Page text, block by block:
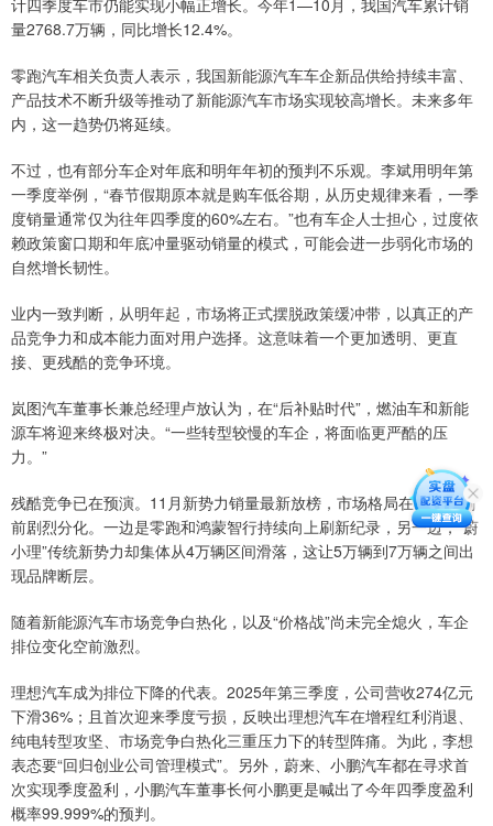
计四季度车市仍能实现小幅正增长。今年1—10月，我国汽车累计销
量2768.7万辆，同比增长12.4%。
零跑汽车相关负责人表示，我国新能源汽车车企新品供给持续丰富、
产品技术不断升级等推动了新能源汽车市场实现较高增长。未来多年
内，这一趋势仍将延续。
不过，也有部分车企对年底和明年年初的预判不乐观。李斌用明年第
一季度举例，“春节假期原本就是购车低谷期，从历史规律来看，一季
度销量通常仅为往年四季度的60%左右。”也有车企人士担心，过度依
赖政策窗口期和年底冲量驱动销量的模式，可能会进一步弱化市场的
自然增长韧性。
业内一致判断，从明年起，市场将正式摆脱政策缓冲带，以真正的产
品竞争力和成本能力面对用户选择。这意味着一个更加透明、更直
接、更残酷的竞争环境。
岚图汽车董事长兼总经理卢放认为，在“后补贴时代”，燃油车和新能
源车将迎来终极对决。“一些转型较慢的车企，将面临更严酷的压
力。”
残酷竞争已在预演。11月新势力销量最新放榜，市场格局在年末冲刺
前剧烈分化。一边是零跑和鸿蒙智行持续向上刷新纪录，另一边，“蔚
小理”传统新势力却集体从4万辆区间滑落，这让5万辆到7万辆之间出
现品牌断层。
随着新能源汽车市场竞争白热化，以及“价格战”尚未完全熄火，车企
排位变化空前激烈。
理想汽车成为排位下降的代表。2025年第三季度，公司营收274亿元
下滑36%；且首次迎来季度亏损，反映出理想汽车在增程红利消退、
纯电转型攻坚、市场竞争白热化三重压力下的转型阵痛。为此，李想
表态要“回归创业公司管理模式”。另外，蔚来、小鹏汽车都在寻求首
次实现季度盈利，小鹏汽车董事长何小鹏更是喊出了今年四季度盈利
概率99.999%的预判。